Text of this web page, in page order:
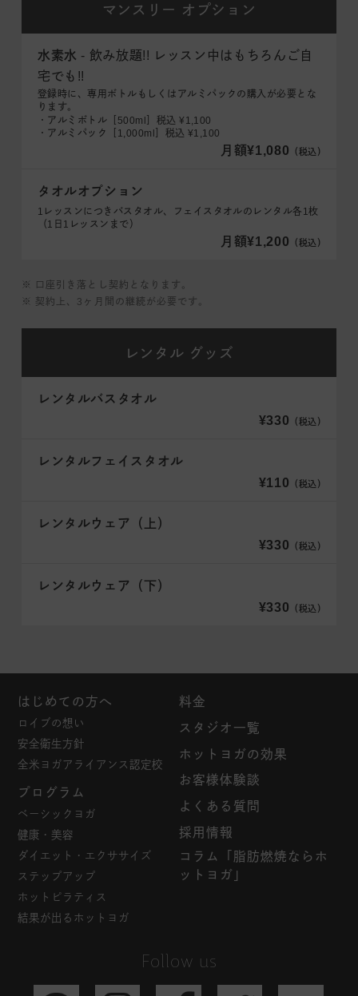
マンスリー オプション
水素水 - 飲み放題!! レッスン中はもちろんご自
宅でも!!
登録時に、専用ボトルもしくはアルミパックの購入が必要とな
ります。
・アルミボトル［500ml］税込 ¥1,100
・アルミパック［1,000ml］税込 ¥1,100
月額¥1,080 （税込）
タオルオプション
1レッスンにつきバスタオル、フェイスタオルのレンタル各1枚
（1日1レッスンまで）
月額¥1,200 （税込）
※ 口座引き落とし契約となります。
※ 契約上、3ヶ月間の継続が必要です。
レンタル グッズ
レンタルバスタオル
¥330
（税込）
レンタルフェイスタオル
¥110
（税込）
レンタルウェア（上）
¥330
（税込）
レンタルウェア（下）
¥330
（税込）
Follow us
はじめての方へ
ロイブの想い
安全衛生方針
全米ヨガアライアンス認定校
プログラム
ベーシックヨガ
健康・美容
ダイエット・エクササイズ
ステップアップ
ホットピラティス
結果が出るホットヨガ
料金
スタジオ一覧
ホットヨガの効果
お客様体験談
よくある質問
採用情報
コラム「脂肪燃焼ならホ
ットヨガ」